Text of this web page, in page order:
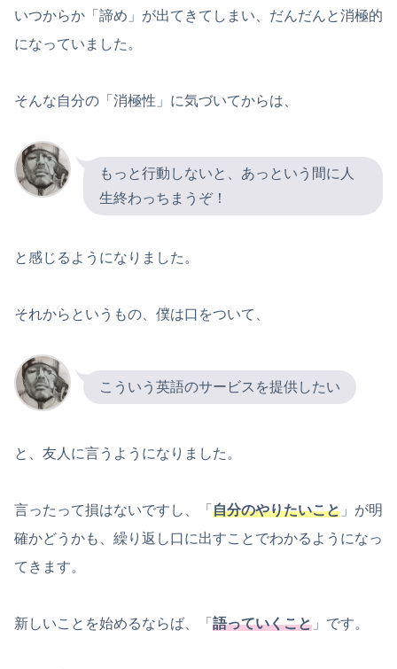
いつからか「諦め」が出てきてしまい、だんだんと消極的
になっていました。
そんな自分の「消極性」に気づいてからは、
もっと行動しないと、あっという間に人
生終わっちまうぞ！
と感じるようになりました。
それからというもの、僕は口をついて、
こういう英語のサービスを提供したい
と、友人に言うようになりました。
言ったって損はないですし、「 自分のやりたいこと 」が明
確かどうかも、繰り返し口に出すことでわかるようになっ
てきます。
新しいことを始めるならば、「 語っていくこと 」です。